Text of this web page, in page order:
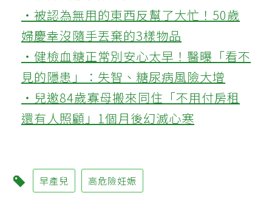
‧被認為無用的東西反幫了大忙！50歲
婦慶幸沒隨手丟棄的3樣物品
‧健檢血糖正常別安心太早！醫曝「看不
見的隱患」：失智、糖尿病風險大增
‧兒邀84歲寡母搬來同住「不用付房租
還有人照顧」1個月後幻滅心寒
早產兒 高危險妊娠